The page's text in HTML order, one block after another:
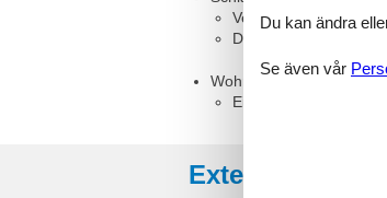
Doppelbett
Wohnzimmer, 1 Person
Einzelcouch
Externa
Du kan ändra
Se även vår